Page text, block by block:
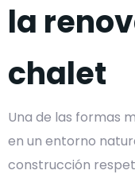
la
chalet
Una de las formas
en un entorno
construcción